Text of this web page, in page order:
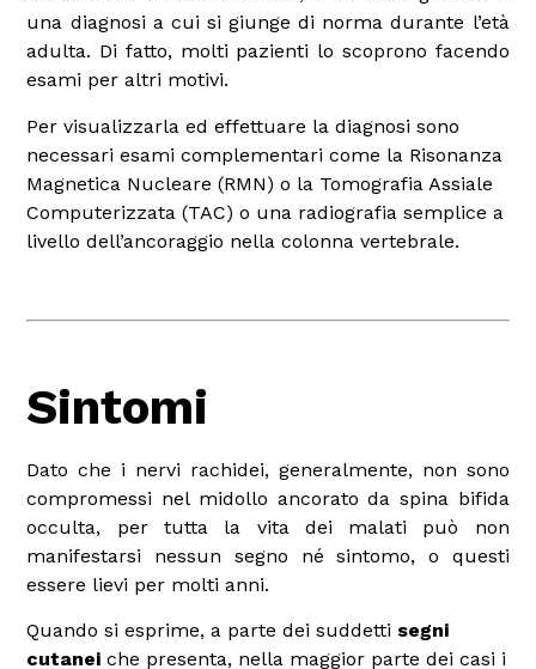
una diagnosi a cui si giunge di norma durante l’età
adulta. Di fatto, molti pazienti lo scoprono facendo
esami per altri motivi.
Per visualizzarla ed effettuare la diagnosi sono
necessari esami complementari come la Risonanza
Magnetica Nucleare (RMN) o la Tomografia Assiale
Computerizzata (TAC) o una radiografia semplice a
livello dell’ancoraggio nella colonna vertebrale.
Sintomi
Dato che i nervi rachidei, generalmente, non sono
compromessi nel midollo ancorato da spina bifida
occulta, per tutta la vita dei malati può non
manifestarsi nessun segno né sintomo, o questi
essere lievi per molti anni.
Quando si esprime, a parte dei suddetti segni
cutaneiche presenta, nella maggior parte dei casi i